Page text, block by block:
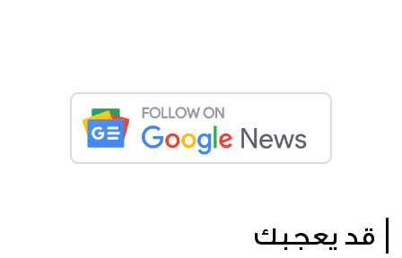
قد يعجبك